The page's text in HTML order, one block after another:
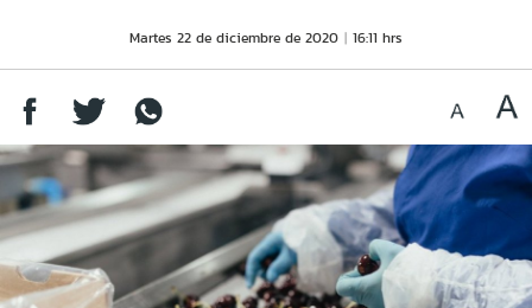
Martes 22 de diciembre de 2020 16:11 hrs